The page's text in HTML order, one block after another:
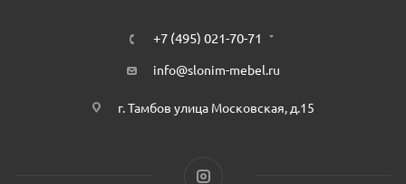
+7 (495) 021-70-71
info@slonim-mebel.ru
г. Тамбов улица Московская, д.15